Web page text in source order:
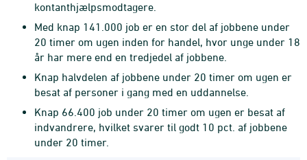
kontanthjælps­modtagere.
Med knap 141.000 job er en stor del af jobbene under
20 timer om ugen inden for handel, hvor unge under 18
år har mere end en tredjedel af jobbene.
Knap halvdelen af jobbene under 20 timer om ugen er
besat af personer i gang med en uddannelse.
Knap 66.400 job under 20 timer om ugen er besat af
indvandrere, hvilket svarer til godt 10 pct. af jobbene
under 20 timer.